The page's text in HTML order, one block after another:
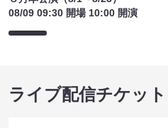
08/09 09:30 開場 10:00 開演
ライブ配信チケット